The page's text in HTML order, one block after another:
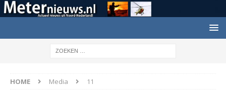
HOME Media 11